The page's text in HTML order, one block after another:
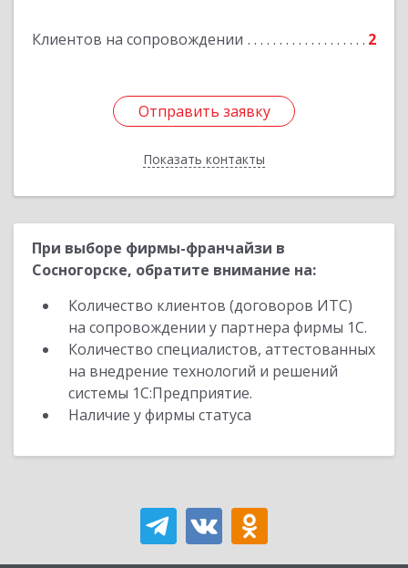
Клиентов на сопровождении 2
Отправить заявку
Показать контакты
Отправить заявку
Назад
При выборе фирмы-франчайзи в
Сосногорске, обратите внимание на:
Количество клиентов (договоров ИТС)
на сопровождении у партнера фирмы 1С.
Количество специалистов, аттестованных
на внедрение технологий и решений
системы 1С:Предприятие.
Наличие у фирмы статуса